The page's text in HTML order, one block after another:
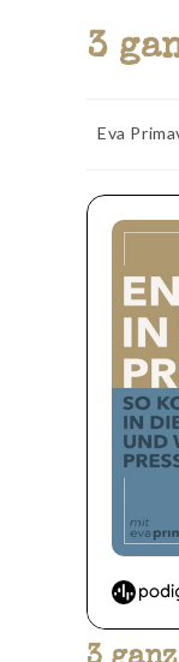
3
Beitrags-
Eva